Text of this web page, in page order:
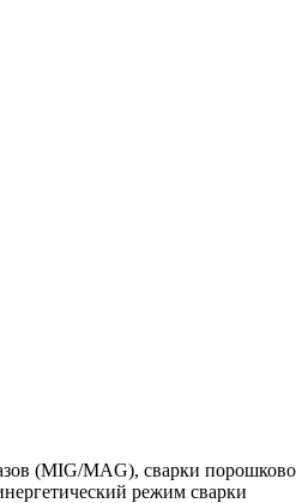
(MIG/MAG), сварки
режим сварки